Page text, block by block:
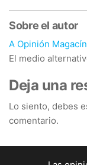
Sobre el autor
A Opinión Magacín
El medio
Deja una
Lo siento, debes
comentario.